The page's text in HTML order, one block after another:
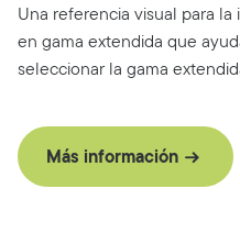
Una referencia visual para
en gama extendida que
seleccionar la gama
Más información